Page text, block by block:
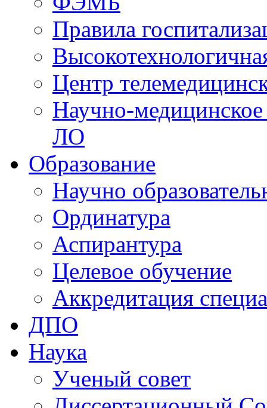
Правила
Центр
Научно-
ЛО
Образование
Научно
Ординатура
Аспирантура
Целевое обучение
Аккредитация
ДПО
Наука
Ученый совет